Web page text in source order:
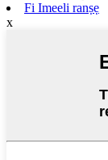
Fi Imeeli ranṣẹ
x